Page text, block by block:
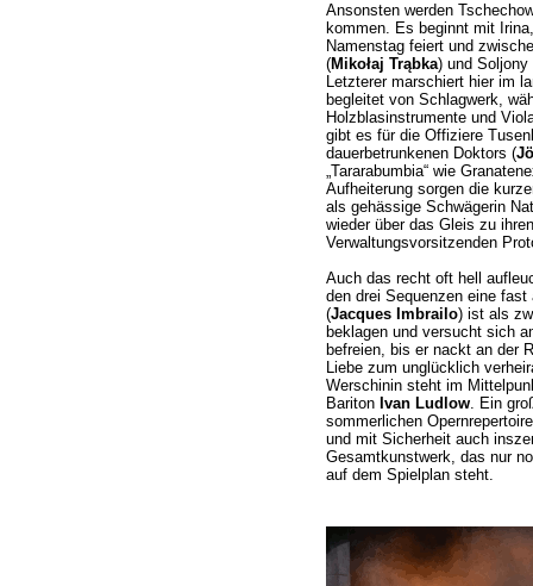
Ansonsten werden
kommen. Es beginnt mit
Namenstag feiert und
(Mikołaj Trąbka) und Soljony
Letzterer marschiert hier im
begleitet von Schlagwerk,
Holzblasinstrumente und
gibt es für die Offiziere
dauerbetrunkenen Doktors (
„Tararabumbia“ wie
Aufheiterung sorgen die
als gehässige Schwägerin
wieder über das Gleis zu
Verwaltungsvorsitzenden
Auch das recht oft hell
den drei Sequenzen eine
(Jacques Imbrailo) ist als
beklagen und versucht sich
befreien, bis er nackt an der
Liebe zum unglücklich
Werschinin steht im
Bariton Ivan Ludlow. Ein
sommerlichen
und mit Sicherheit auch
Gesamtkunstwerk, das nur
auf dem Spielplan steht.